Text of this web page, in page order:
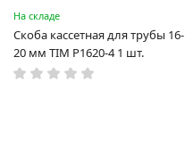
На складе
Скоба кассетная для трубы 16-
20 мм TIM P1620-4 1 шт.